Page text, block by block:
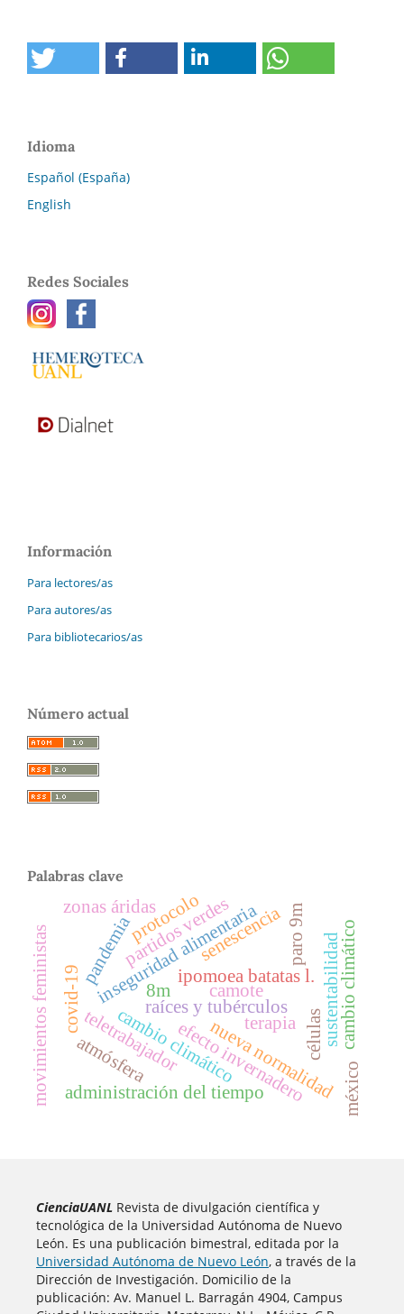
Idioma
Español (España)
English
Redes Sociales
Información
Para lectores/as
Para autores/as
Para bibliotecarios/as
Número actual
Palabras clave
camote
ipomoea batatas l.
raíces y tubérculos
inseguridad alimentaria
cambio climático
teletrabajador
administración del tiemponueva normalidad
covid-19
pandemia
terapia sustentabilidad
efecto invernadero
atmósfera
cambio climático
partidos verdessenescencia
células
protocolo
méxico
movimientos feministas 8m
paro 9m
zonas áridas
CienciaUANLRevista de divulgación científica y
tecnológica de la Universidad Autónoma de Nuevo
León. Es una publicación bimestral, editada por la
Universidad Autónoma de Nuevo León, a través de la
Dirección de Investigación. Domicilio de la
publicación: Av. Manuel L. Barragán 4904, Campus